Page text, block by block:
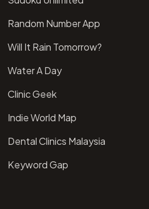
Random Number App
Will It Rain Tomorrow?
Water A Day
Clinic Geek
Indie World Map
Dental Clinics Malaysia
Keyword Gap